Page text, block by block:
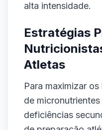
alta intensidade.
Estratégias
Atletas
Para maximizar
de
deficiências